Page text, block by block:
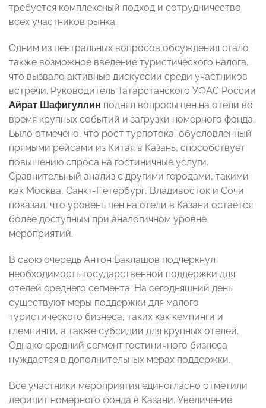
требуется комплексный подход и сотрудничество
всех участников рынка.
Одним из центральных вопросов обсуждения стало
также возможное введение туристического налога,
что вызвало активные дискуссии среди участников
встречи. Руководитель Татарстанского УФАС России
Айрат Шафигуллин поднял вопросы цен на отели во
время крупных событий и загрузки номерного фонда.
Было отмечено, что рост турпотока, обусловленный
прямыми рейсами из Китая в Казань, способствует
повышению спроса на гостиничные услуги.
Сравнительный анализ с другими городами, такими
как Москва, Санкт-Петербург, Владивосток и Сочи
показал, что уровень цен на отели в Казани остается
более доступным при аналогичном уровне
мероприятий.
В свою очередь Антон Баклашов подчеркнул
необходимость государственной поддержки для
отелей среднего сегмента. На сегодняшний день
существуют меры поддержки для малого
туристического бизнеса, таких как кемпинги и
глемпинги, а также субсидии для крупных отелей.
Однако средний сегмент гостиничного бизнеса
нуждается в дополнительных мерах поддержки.
Все участники мероприятия единогласно отметили
дефицит номерного фонда в Казани. Увеличение